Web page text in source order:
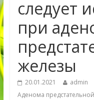
следует
при
железы
20.01.2021 admin
Аденома